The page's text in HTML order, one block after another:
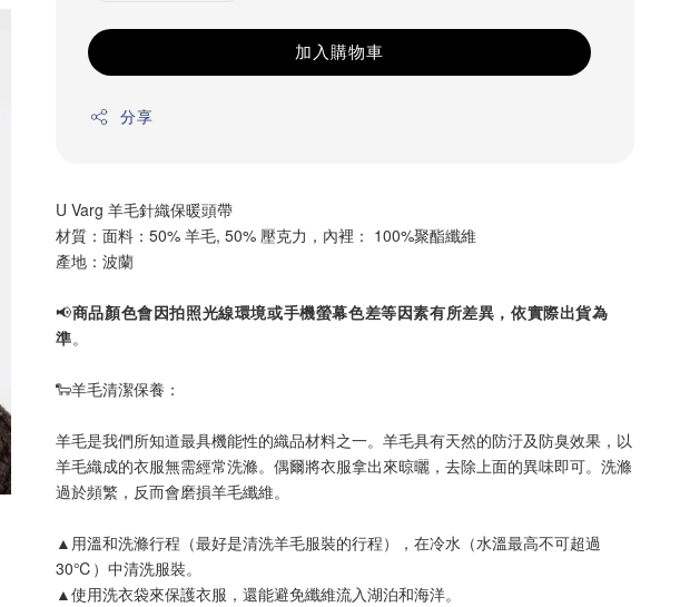
加入購物車
分享
U Varg 羊毛針織保暖頭帶
材質：面料：50% 羊毛, 50% 壓克力，內裡： 100%聚酯纖維
產地：波蘭
📢商品顏色會因拍照光線環境或手機螢幕色差等因素有所差異，依實際出貨為
準。
🐑羊毛清潔保養：
羊毛是我們所知道最具機能性的織品材料之一。羊毛具有天然的防汙及防臭效果，以
羊毛織成的衣服無需經常洗滌。偶爾將衣服拿出來晾曬，去除上面的異味即可。洗滌
過於頻繁，反而會磨損羊毛纖維。
▲用溫和洗滌行程（最好是清洗羊毛服裝的行程），在冷水（水溫最高不可超過
30℃）中清洗服裝。
▲使用洗衣袋來保護衣服，還能避免纖維流入湖泊和海洋。